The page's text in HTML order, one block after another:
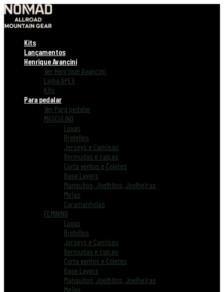
Kits
Lançamentos
Henrique Avancini
Ver Henrique Avancini
Linha APEX
Kits
Para pedalar
Ver Para pedalar
MASCULINO
Luvas
Bretelles
Jerseys e Camisas
Bermudas e calças
Corta ventos e Coletes
Base Layers
Manguitos, Joelhitos, Joelheiras
Meias
Caramanholas
FEMININO
Luvas
Bretelles
Jerseys e Camisas
Bermudas e calças
Corta ventos e Coletes
Base Layers
Manguitos, Joelhitos, Joelheiras
Meias